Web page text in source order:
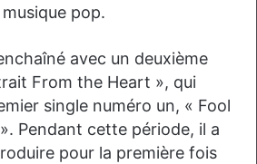
pop.
avec un deuxième
From the Heart », qui
single numéro un, « Fool
Pendant cette période, il a
pour la première fois